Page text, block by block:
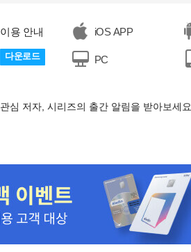
이용 안내
다운로드
iOS APP
PC
관심 저자, 시리즈의 출간 알림을 받아보세요